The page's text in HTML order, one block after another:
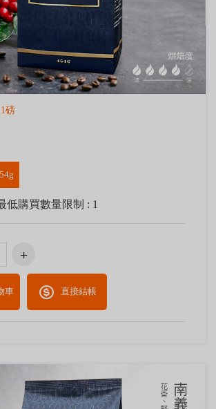
磅
低購買數量限制 : 1
車 直接結帳